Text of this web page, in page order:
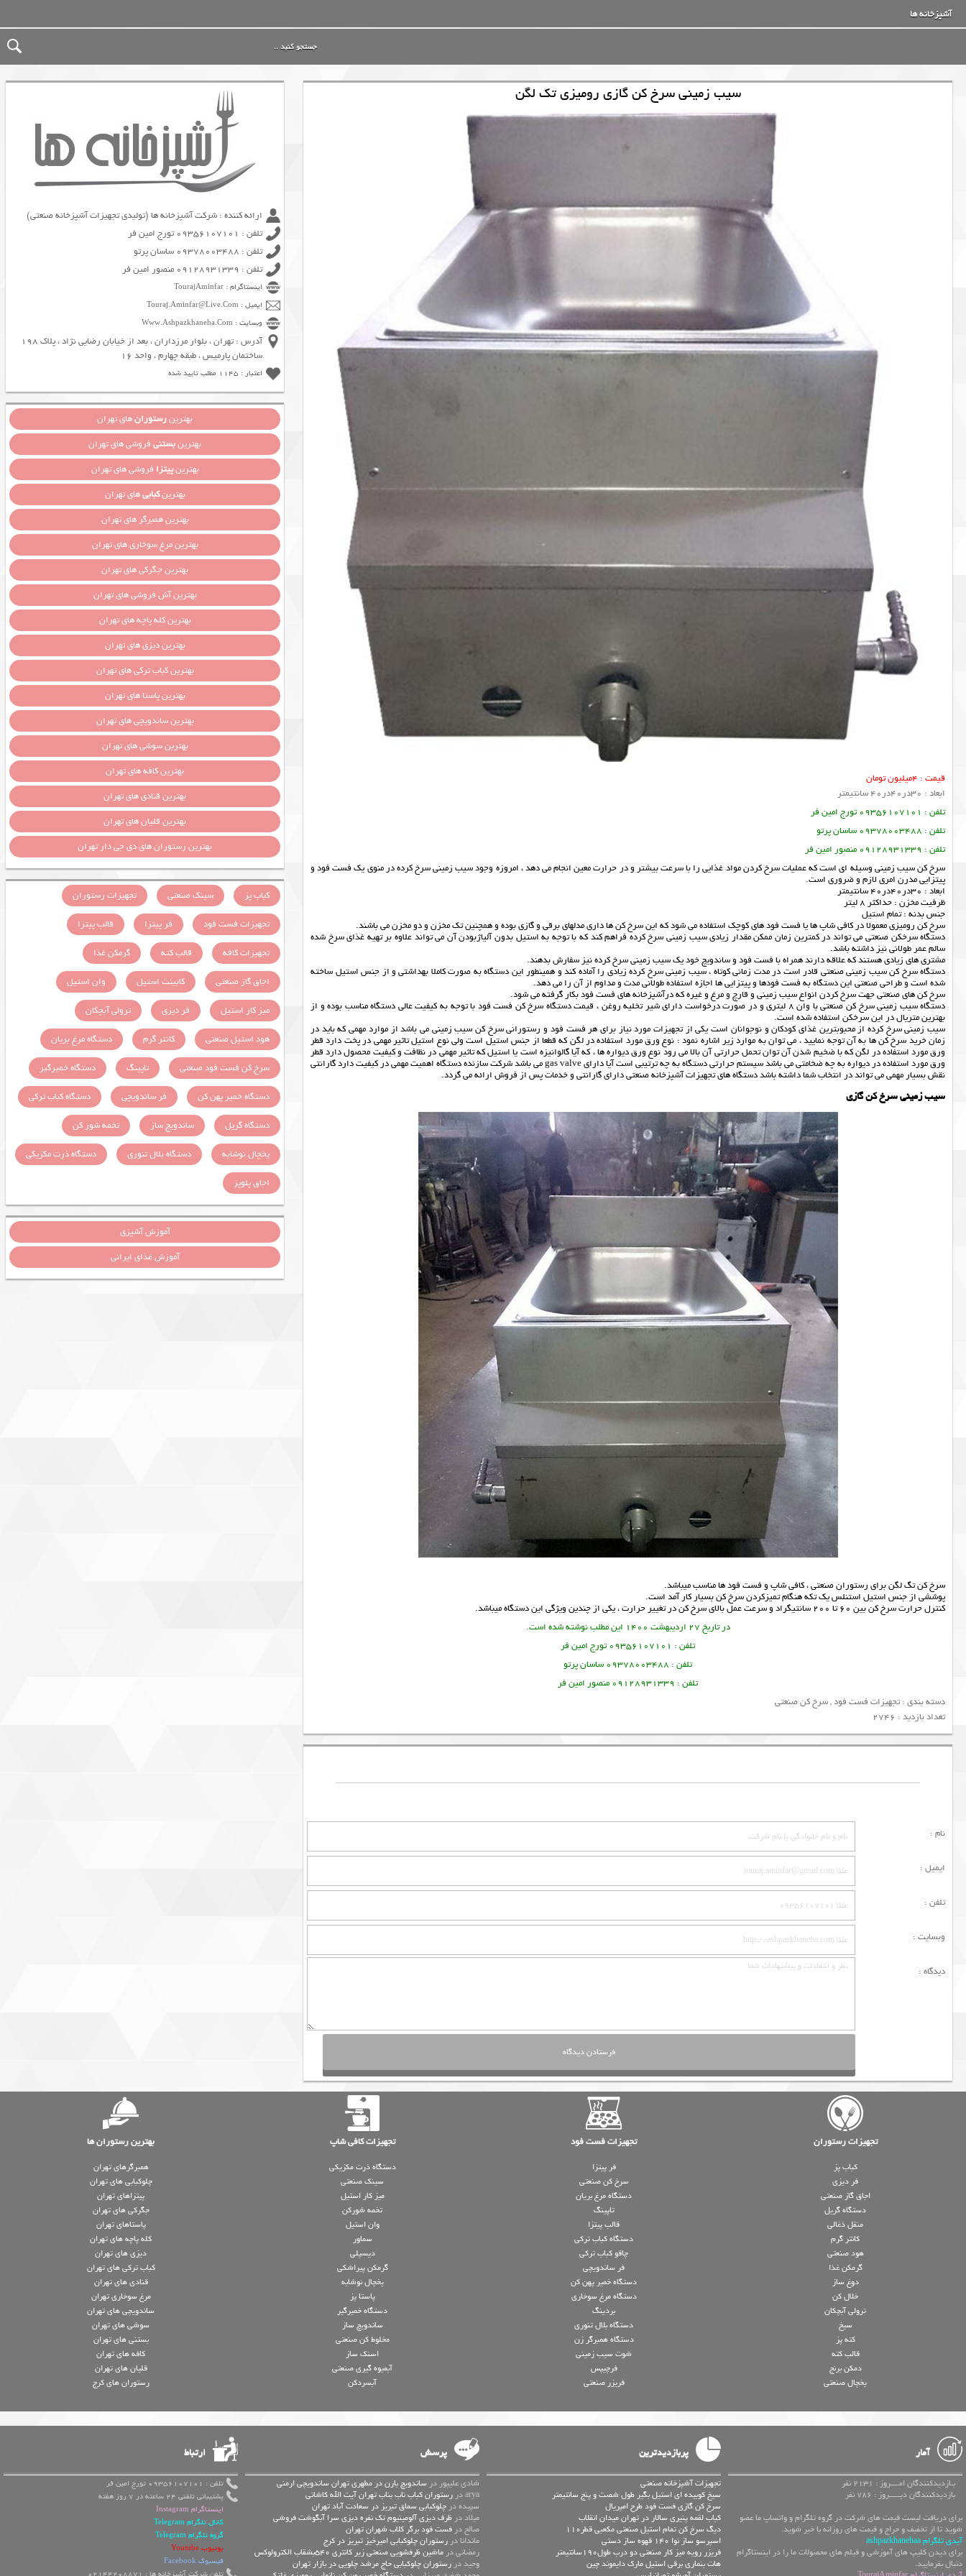
آشپزخانه ها
سیب زمینی سرخ کن گازی رومیزی تک لگن
قیمت : 4میلیون تومان
ابعاد : 30در40در40 سانتیمتر
تلفن : 09356107101 تورج امین فر
تلفن : 09378003488 ساسان پرتو
تلفن : 09128931339 منصور امین فر
سرخ کن سیب زمینی وسیله ای است که عملیات سرخ کردن مواد غذایی را با سرعت بیشتر و در حرارت معین انجام می دهد ، امروزه وجود سیب زمینی سرخ کرده در منوی یک فست فود و
پیتزایی مدرن امری لازم و ضروری است.
ابعاد : 30در40در40 سانتیمتر
ظرفیت مخزن : حداکثر 8 لیتر
جنس بدنه : تمام استیل
سرخ کن رومیزی معمولا در کافی شاپ ها یا فست فود های کوچک استفاده می شود که این سرخ کن ها داری مدلهای برقی و گازی بوده و همچنین تک مخزن و دو مخزن می باشند.
دستگاه سرخکن صنعتی می تواند در کمترین زمان ممکن مقدار زیادی سیب زمینی سرخ کرده فراهم کند که با توجه به استیل بدون آلیاژبودن آن می تواند علاوه بر تهیه غذای سرخ شده
سالم عمر طولانی نیز داشته باشد.
مشتری های زیادی هستند که علاقه دارند همراه با فست فود و ساندویچ خود یک سیب زمینی سرخ کرده نیز سفارش بدهند.
دستگاه سرخ کن سیب زمینی صنعتی قادر است در مدت زمانی کوتاه ، سیب زمینی سرخ کرده زیادی را آماده کند و همینطور این دستگاه به صورت کاملا بهداشتی و از جنس استیل ساخته
شده است و طراحی صنعتی این دستگاه به فست فودها و پیتزایی ها اجازه استفاده طولانی مدت و مداوم از آن را می دهد.
سرخ کن های صنعتی جهت سرخ کردن انواع سیب زمینی و قارچ و مرغ و غیره که درآشپزخانه های فست فود بکار گرفته می شود.
دستگاه سیب زمینی سرخ کن صنعتی با وان 8 لیتری و در صورت درخواست دارای شیر تخلیه روغن ، قیمت دستگاه سرخ کن فست فود با توجه به کیفیت عالی دستگاه مناسب بوده و از
بهترین متریال در این سرخکن استفاده شده است.
سیب زمینی سرخ کرده از محبوبترین غذای کودکان و نوجوانان است یکی از تجهیزات مورد نیاز برای هر فست فود و رستورانی سرخ کن سیب زمینی می باشد از موارد مهمی که باید در
زمان خرید سرخ کن ها به آن توجه نمایید ، می توان به موارد زیر اشاره نمود : نوع ورق مورد استفاده در لگن که قطعا از جنس استیل است ولی نوع استیل تاثیر مهمی در پخت دارد قطر
ورق مورد استفاده در لگن که با ضخیم شدن آن توان تحمل حرارتی آن بالا می رود نوع ورق دیواره ها ، که آیا گالوانیزه است یا استیل که تاثیر مهمی در نظافت و کیفیت محصول دارد قطر
ورق مورد استفاده در دیواره به چه ضخامتی می باشد سیستم حرارتی دستگاه به چه ترتیبی است آیا دارای gas valve می باشد شرکت سازنده دستگاه اهمیت مهمی در کیفیت دارد گارانتی
نقش بسیار مهمی می تواند در انتخاب شما داشته باشد دستگاه های تجهیزات آشپزخانه صنعتی دارای گارانتی و خدمات پس از فروش ارائه می گردد.
سیب زمینی سرخ کن گازی
سرخ کن تگ لگن برای رستوران صنعتی ، کافی شاپ و فست فود ها مناسب میباشد.
پوششی از جنس استیل استنلس یک تکه هنگام تمیزکردن سرخ کن بسیار کار آمد است.
کنترل حرارت سرخ کن بین 60 تا 200 سانتیگراد و سرعت عمل بالای سرخ کن در تغییر حرارت ، یکی از چندین ویژگی این دستگاه میباشد.
در تاریخ 27 اردیبهشت 1400 این مطلب نوشته شده است.
تلفن : 09356107101 تورج امین فر
تلفن : 09378003488 ساسان پرتو
تلفن : 09128931339 منصور امین فر
دسته بندی :تجهیزات فست فود,سرخ کن صنعتی
تعداد بازدید : 2746
نام :
ایمیل :
تلفن :
وبسایت :
دیدگاه :
ارائه کننده : شرکت آشپزخانه ها (تولیدی تجهیزات آشپزخانه صنعتی)
تلفن : 09356107101 تورج امین فر
تلفن : 09378003488 ساسان پرتو
تلفن : 09128931339 منصور امین فر
اینستاگرام : TourajAminfar
ایمیل : Touraj.Aminfar@Live.Com
وبسایت : Www.Ashpazkhaneha.Com
آدرس : تهران ، بلوار مرزداران ، بعد از خیابان رضایی نژاد ، پلاک 198
ساختمان پارمیس ، طبقه چهارم ، واحد 16
اعتبار : 1145 مطلب تایید شده
بهترینرستورانهای تهران
بهترینبستنیفروشی های تهران
بهترینپیتزا فروشی های تهران
بهترینکبابیهای تهران
بهترین همبرگر های تهران
بهترین مرغ سوخاری های تهران
بهترین جگرکی های تهران
بهترین آش فروشی های تهران
بهترین کله پاچه های تهران
بهترین دیزی های تهران
بهترین کباب ترکی های تهران
بهترین پاستا های تهران
بهترین ساندویچی های تهران
بهترین سوشی های تهران
بهترین کافه های تهران
بهترین قنادی های تهران
بهترین قلیان های تهران
بهترین رستوران های دی جی دار تهران
کباب پز سینک صنعتی
تجهیزات رستوران
تجهیزات فست فود
فر پیتزا
قالب پیتزا
تجهیزات کافه
قالب کته
گرمکن غذا
اجاق گاز صنعتی
کابینت استیل
وان استیل
میز کار استیل
فر دیزی
ترولی آبچکان
هود استیل صنعتی
کانتر گرم
دستگاه مرغ بریان
سرخ کن فست فود صنعتی
تاپینگ
دستگاه خمیرگیر
دستگاه خمیر پهن کن
فر ساندویچی
دستگاه کباب ترکی
دستگاه گریل
ساندویچ ساز
تخمه شور کن
یخچال نوشابه
دستگاه بلال تنوری
دستگاه ذرت مکزیکی
اجاق پلوپز
آموزش آشپزی
آموزش غذای ایرانی
تجهیزات رستوران تجهیزات فست فود تجهیزات کافی شاپ بهترین رستوران ها
کباب پز
فر دیزی
اجاق گاز صنعتی
دستگاه گریل
منقل ذغالی
کانتر گرم
هود صنعتی
گرمکن غذا
دوغ ساز
خلال کن
ترولی آبچکان
سیخ
کته پز
قالب کته
دمکن برنج
یخچال صنعتی
فر پیتزا
سرخ کن صنعتی
دستگاه مرغ بریان
تاپینگ
قالب پیتزا
دستگاه کباب ترکی
چاقو کباب ترکی
فر ساندویچی
دستگاه خمیر پهن کن
دستگاه مرغ سوخاری
بردینگ
دستگاه بلال تنوری
دستگاه همبرگر زن
شوت سیب زمینی
فرچیپس
فریزر صنعتی
دستگاه ذرت مکزیکی
سینک صنعتی
میز کار استیل
تخمه شورکن
وان استیل
سماور
دیسپلی
گرمکن پیراشکی
یخچال نوشابه
پاستا پز
دستگاه خمیرگیر
ساندویچ ساز
مخلوط کن صنعتی
اسنک ساز
آبمیوه گیری صنعتی
آبسردکن
همبرگرهای تهران
چلوکبابی های تهران
پیتزاهای تهران
جگرکی های تهران
پاستاهای تهران
کله پاچه های تهران
دیزی های تهران
کباب ترکی های تهران
قنادی های تهران
مرغ سوخاری تهران
ساندویچی های تهران
سوشی های تهران
بستنی های تهران
کافه های تهران
قلیان های تهران
رستوران های کرج
آمار
بـازدیدکنندگان امــــروز : 2131 نفر
بازدیدکنندگان دیـــــروز : 786 نفر
برای دریافت لیست قیمت های شرکت در گروه تلگرام و واتساپ ما عضو
شوید تا از تخفیف و حراج و قیمت های روزانه با خبر شوید.
آیدی تلگرام ashpazkhanehaa
برای دیدن کلیپ های آموزشی و فیلم های محصولات ما را در اینستاگرام
دنبال بفرمایید.
پربازدیدترین
تجهیزات آشپزخانه صنعتی
سیخ کوبیده ای استیل بگیر طول شصت و پنج سانتیمتر
سرخ کن گازی فست فود طرح امپریال
کباب لقمه پنیری سالار در تهران میدان انقلاب
دیگ سرخ کن تمام استیل صنعتی مکعبی قطر110
اسپرسو ساز نوا 140 قهوه ساز دستی
فریزر رویه میز کار صنعتی دو درب طول190سانتیمتر
هات بنماری برقی استیل مارک دایموند چین
پرسش
شادی علیپور در ساندویچ بارن در مطهری تهران ساندویچی ارمنی
arya در
رستوران کباب ناب بناب تهران آیت الله کاشانی
سپیده در چلوکبابی سماق تبریز در سعادت آباد تهران
میلاد در ظرف دیزی آلومینیوم تک نفره دیزی سرا آبگوشت فروشی
صالح در فست فود برگر کلاب شهران تهران
ماندانا در رستوران چلوکبابی امیرخیز تبریز در کرج
رمضانی در ماشین ظرفشویی صنعتی زیر کانتری 540بشقاب الکترولوکس
وحید در رستوران چلوکبابی حاج مرشد چلویی در بازار تهران
ارتباط
تلفن : 09356107101 تورج امین فر
پشتیبانی تلفنی 24 ساعته در 7 روز هفته
اینستاگرام Instagram
کانال تلگرام Telegram
گروه تلگرام Telegram
یوتیوب Youtube
فیسبوک Facebook